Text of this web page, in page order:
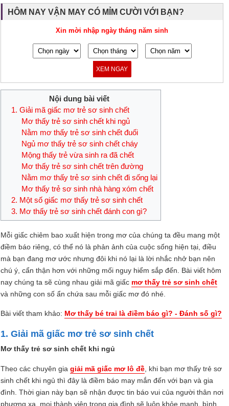
HÔM NAY VẬN MAY CÓ MỈM CƯỜI VỚI BẠN?
Xin mời nhập ngày tháng năm sinh
XEM NGAY
Nội dung bài viết
1. Giải mã giấc mơ trẻ sơ sinh chết
Mơ thấy trẻ sơ sinh chết khi ngủ
Nằm mơ thấy trẻ sơ sinh chết đuối
Ngủ mơ thấy trẻ sơ sinh chết cháy
Mộng thấy trẻ vừa sinh ra đã chết
Mơ thấy trẻ sơ sinh chết trên đường
Nằm mơ thấy trẻ sơ sinh chết đi sống lại
Mơ thấy trẻ sơ sinh nhà hàng xóm chết
2. Một số giấc mơ thấy trẻ sơ sinh chết
3. Mơ thấy trẻ sơ sinh chết đánh con gì?
Mỗi giấc chiêm bao xuất hiện trong mơ của chúng ta đều mang một
điềm báo riêng, có thể nó là phản ảnh của cuộc sống hiện tại, điều
mà bạn đang mơ ước nhưng đôi khi nó lại là lời nhắc nhở bạn nên
chú ý, cẩn thận hơn với những mối nguy hiểm sắp đến. Bài viết hôm
nay chúng ta sẽ cùng nhau giải mã giấc mơ thấy trẻ sơ sinh chết
và những con số ẩn chứa sau mỗi giấc mơ đó nhé.
Bài viết tham khảo: Mơ thấy bé trai là điềm báo gì? - Đánh số gì?
1. Giải mã giấc mơ trẻ sơ sinh chết
Mơ thấy trẻ sơ sinh chết khi ngủ
Theo các chuyên gia giải mã giấc mơ lô đề, khi bạn mơ thấy trẻ sơ
sinh chết khi ngủ thì đây là điềm báo may mắn đến với bạn và gia
đình. Thời gian này bạn sẽ nhận được tin báo vui của người thân nơi
phương xa, mọi thành viên trong gia đình sẽ luôn khỏe mạnh, bình